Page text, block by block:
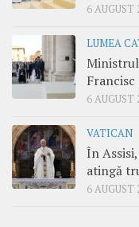
6 AUGUST
LUMEA
6 AUGUST
VATICAN
În
atingă
6 AUGUST